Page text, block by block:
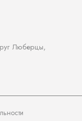
Люберцы,